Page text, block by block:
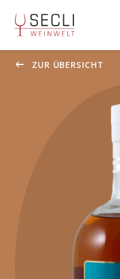
ZUR ÜBERSICHT
ÜBER UNS
KONTAKT